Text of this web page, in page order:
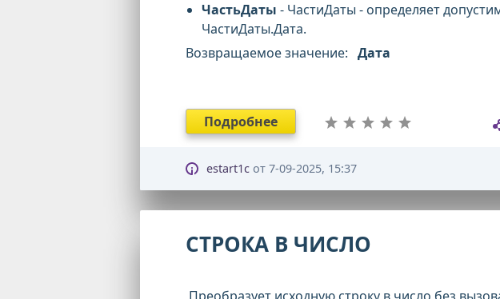
ЧастьДаты- ЧастиДаты - определяет
ЧастиДаты.Дата.
Возвращаемое значение:Дата
Подробнее
estart1cот 7-09-2025, 15:37
СТРОКА В ЧИСЛО